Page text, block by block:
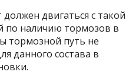
двигаться с такой
по наличию тормозов в
тормозной путь не
данного состава в